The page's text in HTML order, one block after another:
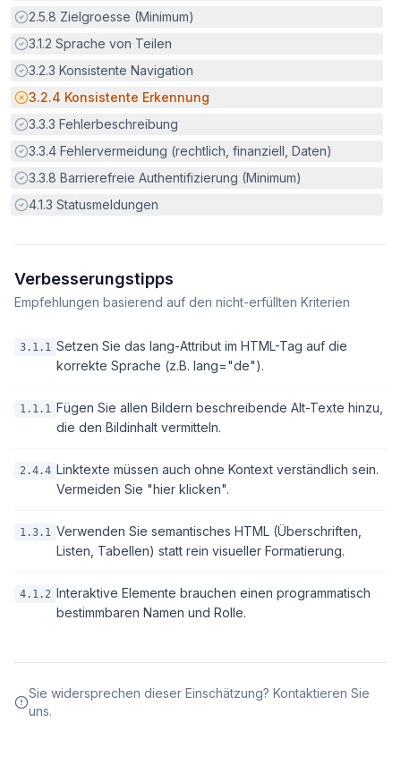
Erfüllt:
2.5.8 Zielgroesse (Minimum)
Erfüllt:
3.1.2 Sprache von Teilen
Erfüllt:
3.2.3 Konsistente Navigation
Potenzielle Barriere:
3.2.4 Konsistente Erkennung
Erfüllt:
3.3.3 Fehlerbeschreibung
Erfüllt:
3.3.4 Fehlervermeidung (rechtlich, finanziell, Daten)
Erfüllt:
3.3.8 Barrierefreie Authentifizierung (Minimum)
Erfüllt:
4.1.3 Statusmeldungen
Verbesserungstipps
Empfehlungen basierend auf den nicht-erfüllten Kriterien
3.1.1 Setzen Sie das lang-Attribut im HTML-Tag auf die
korrekte Sprache (z.B. lang="de").
1.1.1 Fügen Sie allen Bildern beschreibende Alt-Texte hinzu,
die den Bildinhalt vermitteln.
2.4.4 Linktexte müssen auch ohne Kontext verständlich sein.
Vermeiden Sie "hier klicken".
1.3.1 Verwenden Sie semantisches HTML (Überschriften,
Listen, Tabellen) statt rein visueller Formatierung.
4.1.2 Interaktive Elemente brauchen einen programmatisch
bestimmbaren Namen und Rolle.
Sie widersprechen dieser Einschätzung? Kontaktieren Sie
uns.